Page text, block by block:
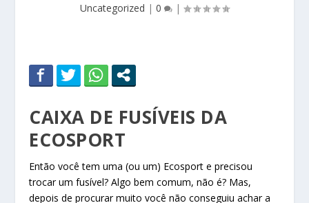
Uncategorized | 0 |
CAIXA DE FUSÍVEIS DA
ECOSPORT
Então você tem uma (ou um) Ecosport e precisou
trocar um fusível? Algo bem comum, não é? Mas,
depois de procurar muito você não conseguiu achar a